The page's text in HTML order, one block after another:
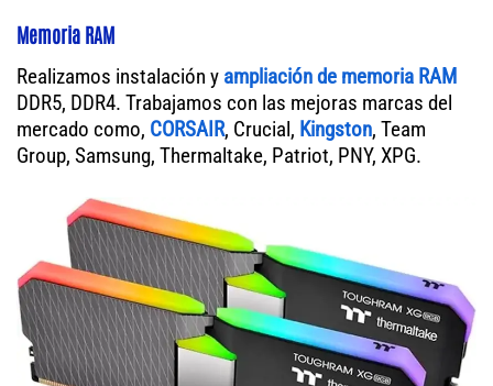
Memoria RAM
Realizamos instalación y ampliación de memoria RAM
DDR5, DDR4. Trabajamos con las mejoras marcas del
mercado como, CORSAIR, Crucial, Kingston, Team
Group, Samsung, Thermaltake, Patriot, PNY, XPG.